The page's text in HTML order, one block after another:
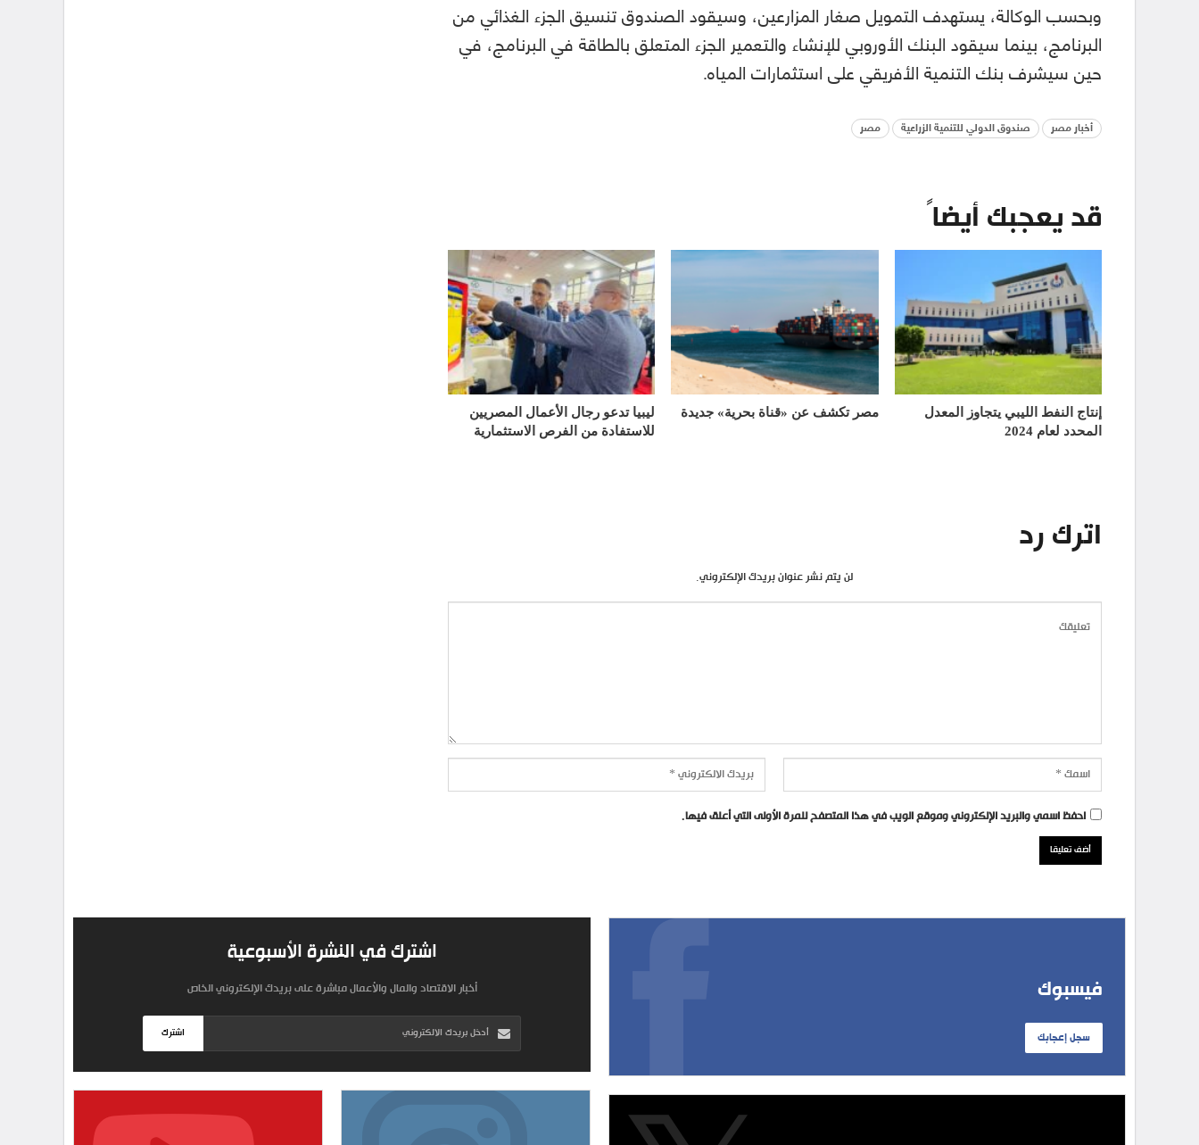
وبحسب الوكالة، يستهدف التمويل صغار المزارعين، وسيقود الصندوق تنسيق الجزء الغذائي من
البرنامج، بينما سيقود البنك الأوروبي للإنشاء والتعمير الجزء المتعلق بالطاقة في البرنامج، في
حين سيشرف بنك التنمية الأفريقي على استثمارات المياه.
أخبار مصر صندوق الدولي للتنمية الزراعية مصر
قد يعجبك أيضاً
إنتاج النفط الليبي يتجاوز المعدل
المحدد لعام 2024
مصر تكشف عن «قناة بحرية» جديدة
ليبيا تدعو رجال الأعمال المصريين
للاستفادة من الفرص الاستثمارية
اترك رد
لن يتم نشر عنوان بريدك الإلكتروني.
احفظ اسمي والبريد الإلكتروني وموقع الويب في هذا المتصفح للمرة الأولى التي أعلق فيها.
فيسبوك
سجل إعجابك
اشترك في النشرة الأسبوعية
أخبار الاقتصاد والمال والأعمال مباشرة على بريدك الإلكتروني الخاص
اشترك